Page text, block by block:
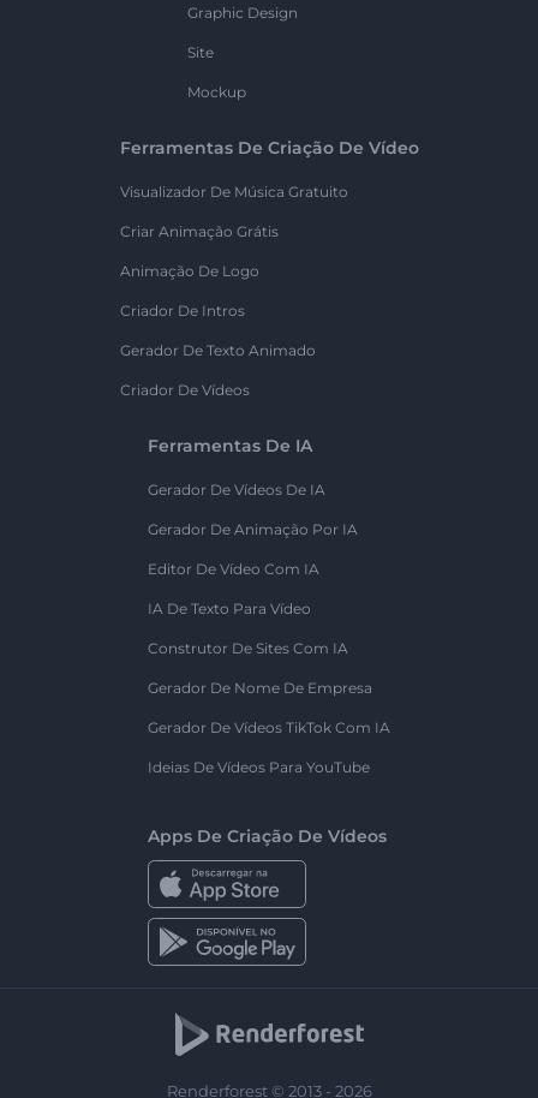
Graphic Design
Site
Mockup
Ferramentas De Criação De Vídeo
Visualizador De Música Gratuito
Criar Animação Grátis
Animação De Logo
Criador De Intros
Gerador De Texto Animado
Criador De Vídeos
Ferramentas De IA
Gerador De Vídeos De IA
Gerador De Animação Por IA
Editor De Vídeo Com IA
IA De Texto Para Vídeo
Construtor De Sites Com IA
Gerador De Nome De Empresa
Gerador De Vídeos TikTok Com IA
Ideias De Vídeos Para YouTube
Apps De Criação De Vídeos
Renderforest © 2013 - 2026